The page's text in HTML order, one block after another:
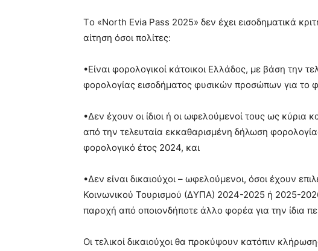
Τo «North Evia Pass 2025» δεν έχει εισοδηματικά
αίτηση όσοι πολίτες:
•Είναι φορολογικοί κάτοικοι Ελλάδος, με βάση την
φορολογίας εισοδήματος φυσικών προσώπων για το
•Δεν έχουν οι ίδιοι ή οι ωφελούμενοί τους ως κύρια
από την τελευταία εκκαθαρισμένη δήλωση
φορολογικό έτος 2024, και
•Δεν είναι δικαιούχοι – ωφελούμενοι, όσοι έχουν
Κοινωνικού Τουρισμού (ΔΥΠΑ) 2024-2025 ή 2025-
παροχή από οποιονδήποτε άλλο φορέα για την ίδια
Οι τελικοί δικαιούχοι θα προκύψουν κατόπιν